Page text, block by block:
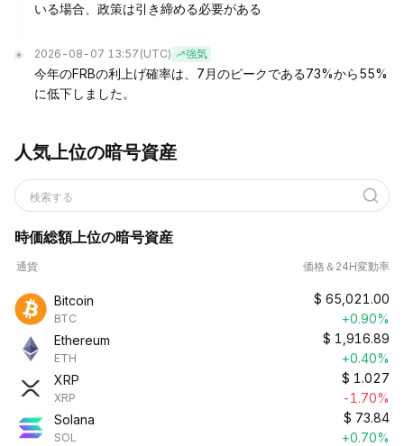
いる場合、政策は引き締める必要がある
2026-08-07 13:57 (UTC) 強気
今年のFRBの利上げ確率は、7月のピークである73%から55%
に低下しました。
人気上位の暗号資産
検索する
時価総額上位の暗号資産
通貨 価格＆24H変動率
Bitcoin
BTC
$ 65,021.00
+0.90%
Ethereum
ETH
$ 1,916.89
+0.40%
XRP
XRP
$ 1.027
-1.70%
Solana
SOL
$ 73.84
+0.70%